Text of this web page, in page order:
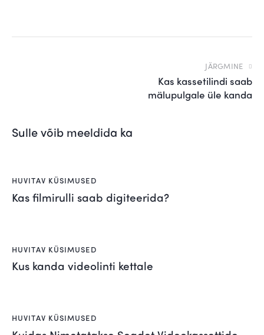
JÄRGMINE
Kas kassetilindi saab
mälupulgale üle kanda
Sulle võib meeldida ka
HUVITAV KÜSIMUSED
Kas filmirulli saab digiteerida?
HUVITAV KÜSIMUSED
Kus kanda videolinti kettale
HUVITAV KÜSIMUSED